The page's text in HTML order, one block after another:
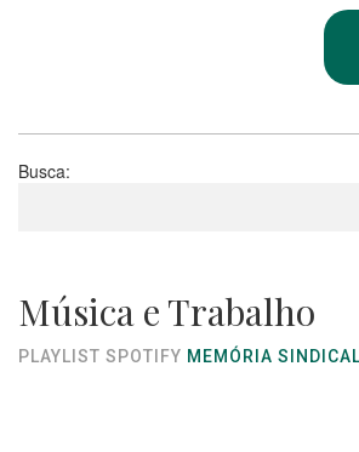
Busca:
Música e Trabalho
PLAYLIST SPOTIFY MEMÓRIA